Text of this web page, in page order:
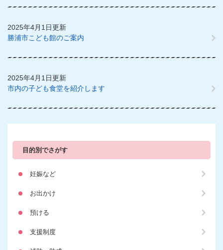
2025年4月1日更新
勝浦市こども館のご案内
2025年4月1日更新
市内の子ども食堂を紹介します
目的別でさがす
妊娠など
お出かけ
預ける
支援制度